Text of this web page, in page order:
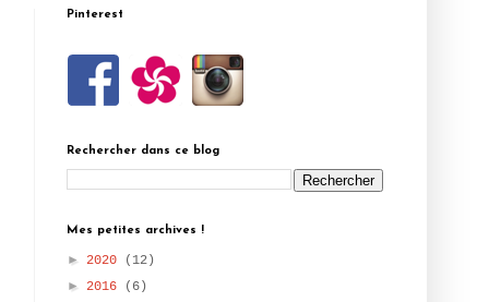
Pinterest
Rechercher dans ce blog
Mes petites archives !
► 2020
(12)
► 2016
(6)